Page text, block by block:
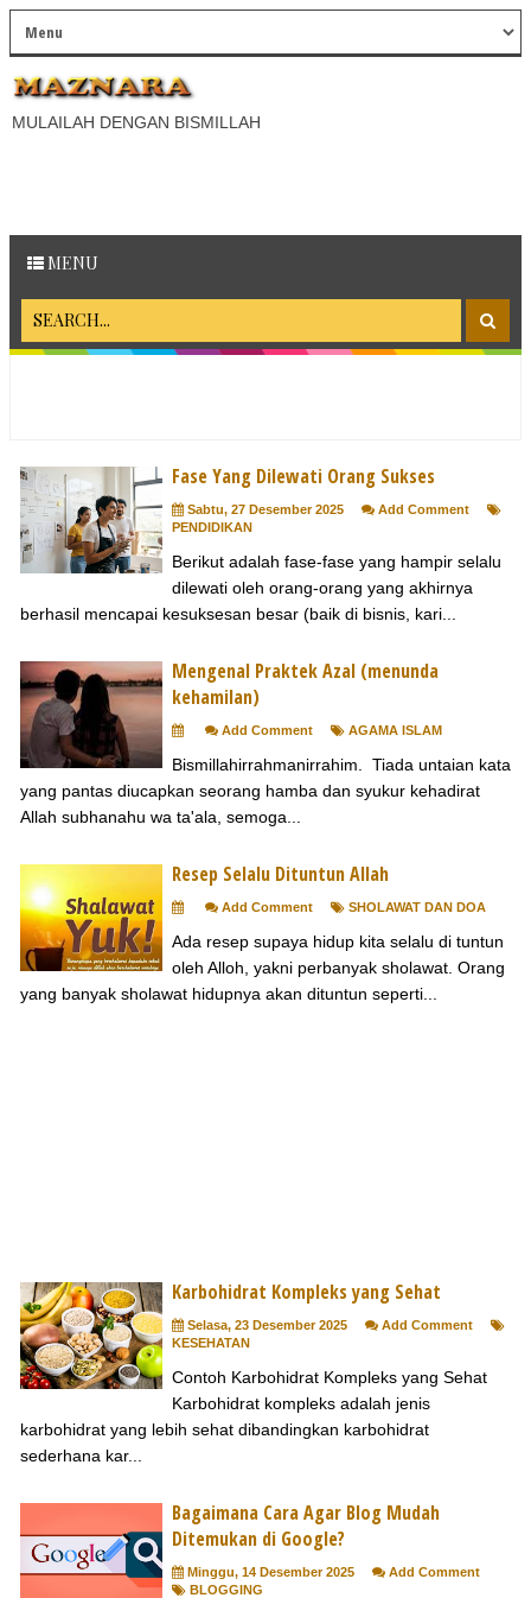
MULAILAH DENGAN BISMILLAH
MENU
Fase Yang Dilewati Orang Sukses
Sabtu, 27 Desember 2025
Add Comment
PENDIDIKAN
Berikut adalah fase-fase yang hampir selalu
dilewati oleh orang-orang yang akhirnya
berhasil mencapai kesuksesan besar (baik di bisnis, kari...
Mengenal Praktek Azal (menunda
kehamilan)
Add Comment AGAMA ISLAM
Bismillahirrahmanirrahim. Tiada untaian kata
yang pantas diucapkan seorang hamba dan syukur kehadirat
Allah subhanahu wa ta'ala, semoga...
Resep Selalu Dituntun Allah
Add Comment SHOLAWAT DAN DOA
Ada resep supaya hidup kita selalu di tuntun
oleh Alloh, yakni perbanyak sholawat. Orang
yang banyak sholawat hidupnya akan dituntun seperti...
Karbohidrat Kompleks yang Sehat
Selasa, 23 Desember 2025
Add Comment
KESEHATAN
Contoh Karbohidrat Kompleks yang Sehat
Karbohidrat kompleks adalah jenis
karbohidrat yang lebih sehat dibandingkan karbohidrat
sederhana kar...
Bagaimana Cara Agar Blog Mudah
Ditemukan di Google?
Minggu, 14 Desember 2025
Add Comment
BLOGGING